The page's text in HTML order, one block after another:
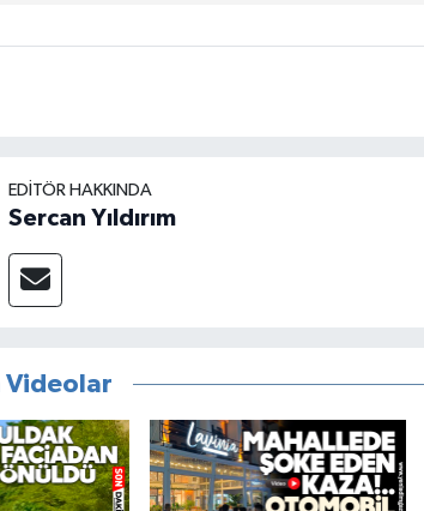
EDITÖR HAKKINDA
Sercan Yıldırım
Videolar